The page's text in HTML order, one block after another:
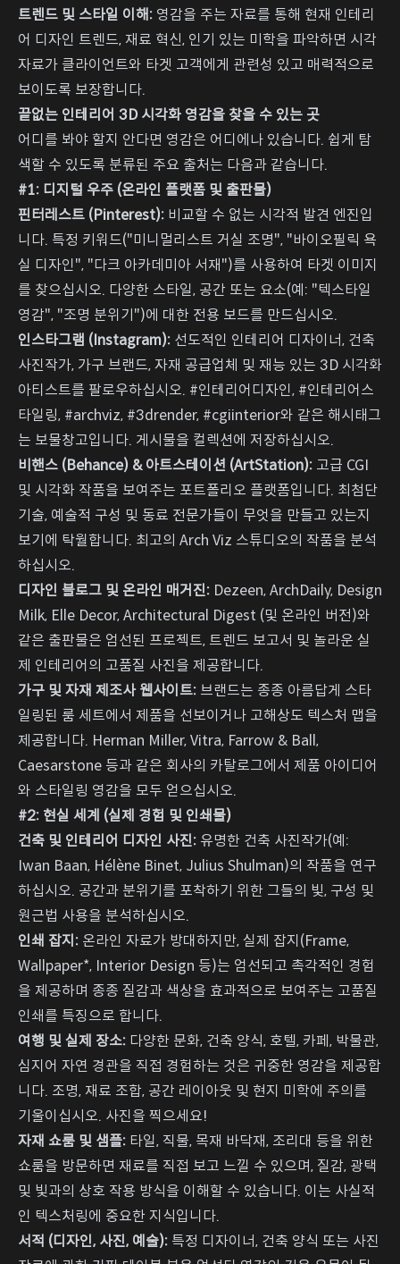
트렌드 및 스타일 이해: 영감을 주는 자료를 통해 현재 인테리
어 디자인 트렌드, 재료 혁신, 인기 있는 미학을 파악하면 시각
자료가 클라이언트와 타겟 고객에게 관련성 있고 매력적으로
보이도록 보장합니다.
끝없는 인테리어 3D 시각화 영감을 찾을 수 있는 곳
어디를 봐야 할지 안다면 영감은 어디에나 있습니다. 쉽게 탐
색할 수 있도록 분류된 주요 출처는 다음과 같습니다.
#1: 디지털 우주 (온라인 플랫폼 및 출판물)
핀터레스트 (Pinterest): 비교할 수 없는 시각적 발견 엔진입
니다. 특정 키워드("미니멀리스트 거실 조명", "바이오필릭 욕
실 디자인", "다크 아카데미아 서재")를 사용하여 타겟 이미지
를 찾으십시오. 다양한 스타일, 공간 또는 요소(예: "텍스타일
영감", "조명 분위기")에 대한 전용 보드를 만드십시오.
인스타그램 (Instagram): 선도적인 인테리어 디자이너, 건축
사진작가, 가구 브랜드, 자재 공급업체 및 재능 있는 3D 시각화
아티스트를 팔로우하십시오. #인테리어디자인, #인테리어스
타일링, #archviz, #3drender, #cgiinterior와 같은 해시태그
는 보물창고입니다. 게시물을 컬렉션에 저장하십시오.
비핸스 (Behance) & 아트스테이션 (ArtStation): 고급 CGI
및 시각화 작품을 보여주는 포트폴리오 플랫폼입니다. 최첨단
기술, 예술적 구성 및 동료 전문가들이 무엇을 만들고 있는지
보기에 탁월합니다. 최고의 Arch Viz 스튜디오의 작품을 분석
하십시오.
디자인 블로그 및 온라인 매거진: Dezeen, ArchDaily, Design
Milk, Elle Decor, Architectural Digest (및 온라인 버전)와
같은 출판물은 엄선된 프로젝트, 트렌드 보고서 및 놀라운 실
제 인테리어의 고품질 사진을 제공합니다.
가구 및 자재 제조사 웹사이트: 브랜드는 종종 아름답게 스타
일링된 룸 세트에서 제품을 선보이거나 고해상도 텍스처 맵을
제공합니다. Herman Miller, Vitra, Farrow & Ball,
Caesarstone 등과 같은 회사의 카탈로그에서 제품 아이디어
와 스타일링 영감을 모두 얻으십시오.
#2: 현실 세계 (실제 경험 및 인쇄물)
건축 및 인테리어 디자인 사진: 유명한 건축 사진작가(예:
Iwan Baan, Hélène Binet, Julius Shulman)의 작품을 연구
하십시오. 공간과 분위기를 포착하기 위한 그들의 빛, 구성 및
원근법 사용을 분석하십시오.
인쇄 잡지: 온라인 자료가 방대하지만, 실제 잡지(Frame,
Wallpaper*, Interior Design 등)는 엄선되고 촉각적인 경험
을 제공하며 종종 질감과 색상을 효과적으로 보여주는 고품질
인쇄를 특징으로 합니다.
여행 및 실제 장소: 다양한 문화, 건축 양식, 호텔, 카페, 박물관,
심지어 자연 경관을 직접 경험하는 것은 귀중한 영감을 제공합
니다. 조명, 재료 조합, 공간 레이아웃 및 현지 미학에 주의를
기울이십시오. 사진을 찍으세요!
자재 쇼룸 및 샘플: 타일, 직물, 목재 바닥재, 조리대 등을 위한
쇼룸을 방문하면 재료를 직접 보고 느낄 수 있으며, 질감, 광택
및 빛과의 상호 작용 방식을 이해할 수 있습니다. 이는 사실적
인 텍스처링에 중요한 지식입니다.
서적 (디자인, 사진, 예술): 특정 디자이너, 건축 양식 또는 사진